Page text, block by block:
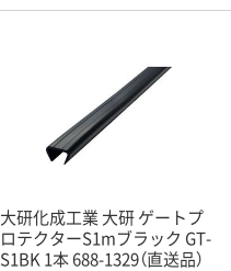
大研化成工業 大研 ゲートプ
ロテクターS1mブラック GT-
S1BK 1本 688-1329（直送品）